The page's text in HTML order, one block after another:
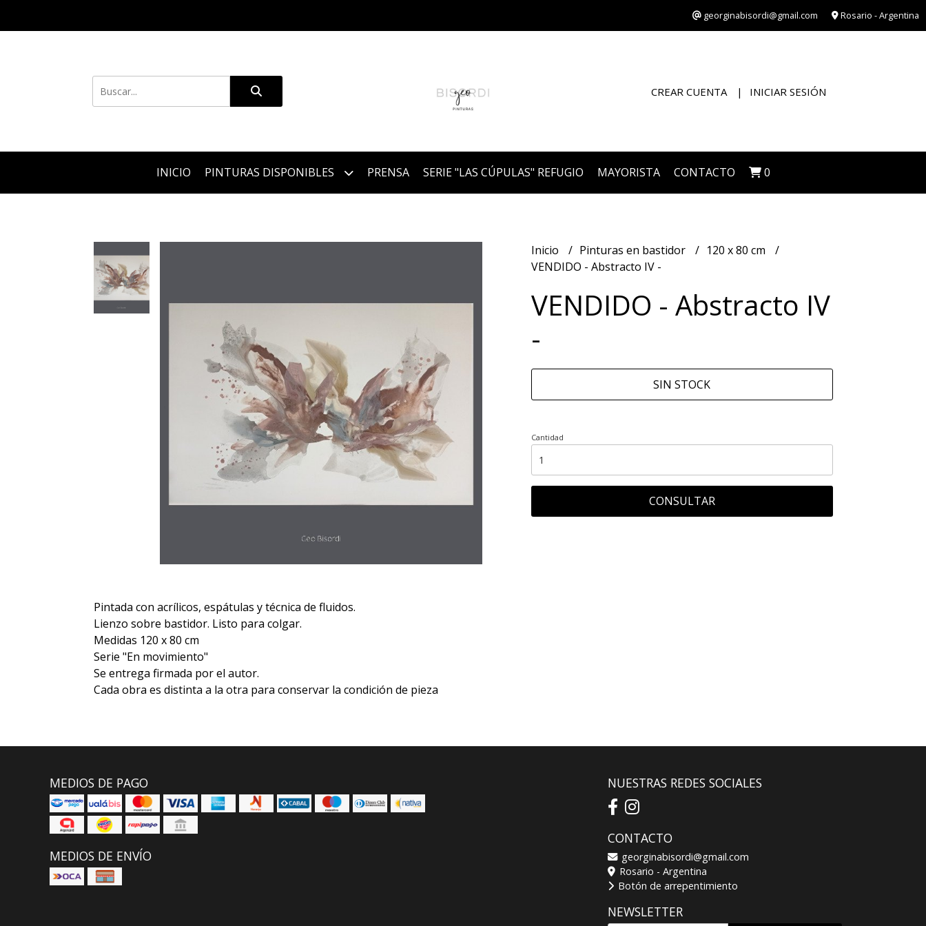
georginabisordi@gmail.com Rosario - Argentina
CREAR CUENTA INICIAR SESIÓN
INICIO PINTURAS DISPONIBLES PRENSA SERIE "LAS CÚPULAS" REFUGIO MAYORISTA CONTACTO 0
Pintada con acrílicos, espátulas y técnica de fluidos.
Lienzo sobre bastidor. Listo para colgar.
Medidas 120 x 80 cm
Serie "En movimiento"
Se entrega firmada por el autor.
Cada obra es distinta a la otra para conservar la condición de pieza
Inicio Pinturas en bastidor
120 x 80 cm
VENDIDO - Abstracto IV -
VENDIDO - Abstracto IV
-
SIN STOCK
Cantidad
CONSULTAR
MEDIOS DE PAGO
MEDIOS DE ENVÍO
NUESTRAS REDES SOCIALES
CONTACTO
georginabisordi@gmail.com
Rosario - Argentina
Botón de arrepentimiento
NEWSLETTER